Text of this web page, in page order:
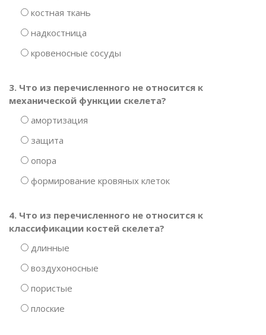
костная ткань
надкостница
кровеносные сосуды
3. Что из перечисленного не относится к
механической функции скелета?
амортизация
защита
опора
формирование кровяных клеток
4. Что из перечисленного не относится к
классификации костей скелета?
длинные
воздухоносные
пористые
плоские